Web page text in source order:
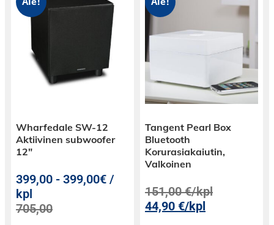
Wharfedale SW-12
Aktiivinen subwoofer
12″
399,00 -399,00€ /
kpl
705,00
Tangent Pearl Box
Bluetooth
Korurasiakaiutin,
Valkoinen
151,00€/kpl
44,90€/kpl